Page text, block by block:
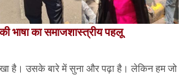
भाषा का समाजशास्त्रीय पहलू
है। उसके बारे में सुना और पढ़ा है। लेकिन हम जो